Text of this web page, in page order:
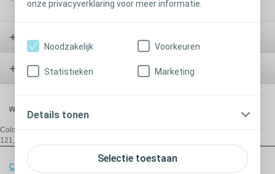
onze privacyverklaring voor meer informatie.
Selectie toestaan
Noodzakelijk Voorkeuren
Statistieken Marketing
Details tonen
Blaas
Wond
Coloplast Belgium NV/SA,
121, B-1654 Beersel/Huizingen, T:+32 2 334 35 35, E:
Cookiebeleid
Juridische